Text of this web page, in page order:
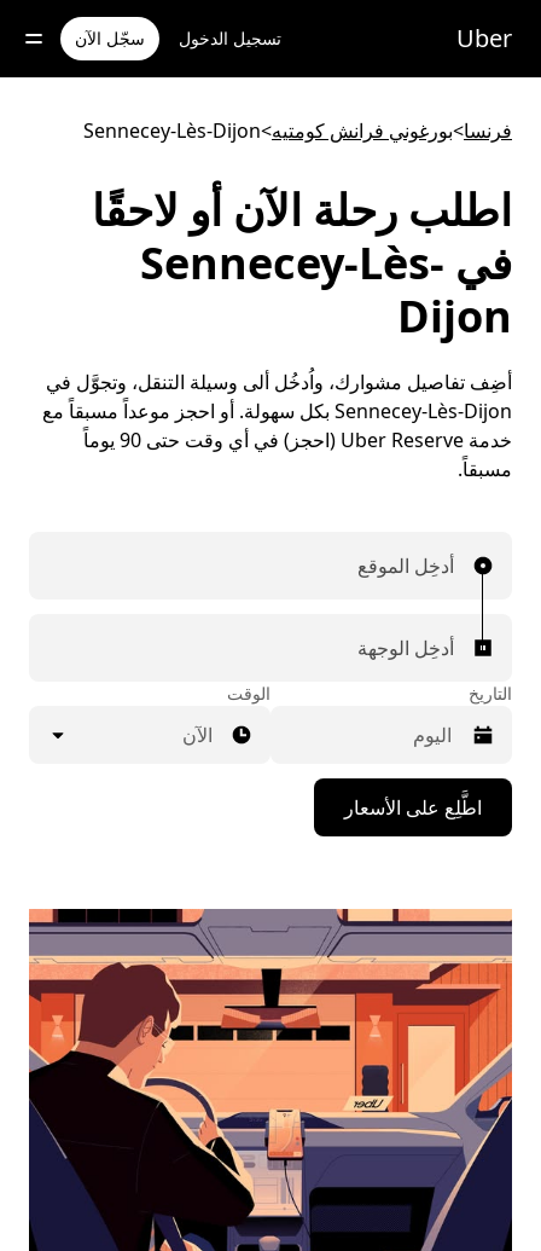
للوصول
المحتوى
Uber تسجيل الدخول سجّل الآن
فرنسا>بورغوني فرانش كومتيه>
Sennecey-Lès-Dijon
اطلب رحلة الآن أو لاحقًا
في Sennecey-Lès-
Dijon
أضِف تفاصيل مشوارك، واُدخُل ألى وسيلة التنقل، وتجوَّل في
Sennecey-Lès-Dijon بكل سهولة. أو احجز موعداً مسبقاً مع
خدمة Uber Reserve (احجز) في أي وقت حتى 90 يوماً
مسبقاً.
أدخِل الموقع
أدخِل الوجهة
التاريخ
اضغط
على
مفتاح
للأسفل
لاستخدام
التقويم
التاريخ.
اضغط
على
زر
الخروج
لإغلاق
التقويم.
الوقت
الآن
اطَّلِع على الأسعار